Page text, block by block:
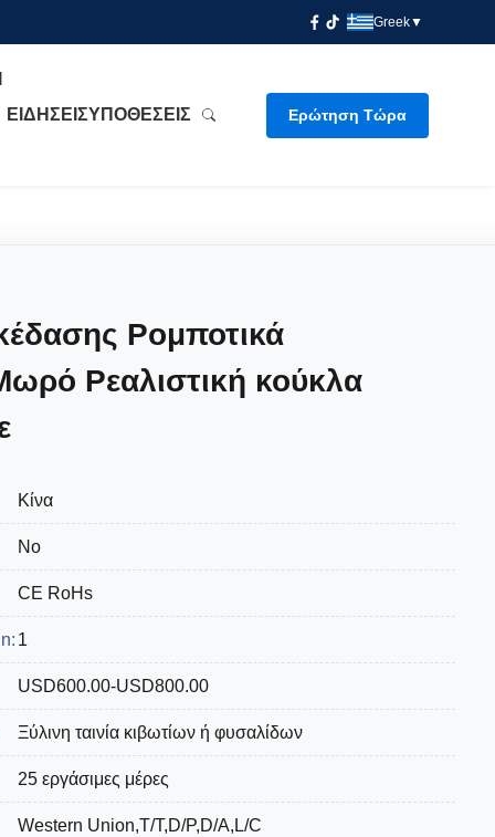
Greek▼
ΕΙΔΉΣΕΙΣΥΠΟΘΈΣΕΙΣ Ερώτηση Τώρα
Ρομποτικά
Ρεαλιστική κούκλα
Κίνα
No
CE RoHs
1
USD600.00-USD800.00
Ξύλινη ταινία κιβωτίων ή φυσαλίδων
25 εργάσιμες μέρες
Western Union,T/T,D/P,D/A,L/C